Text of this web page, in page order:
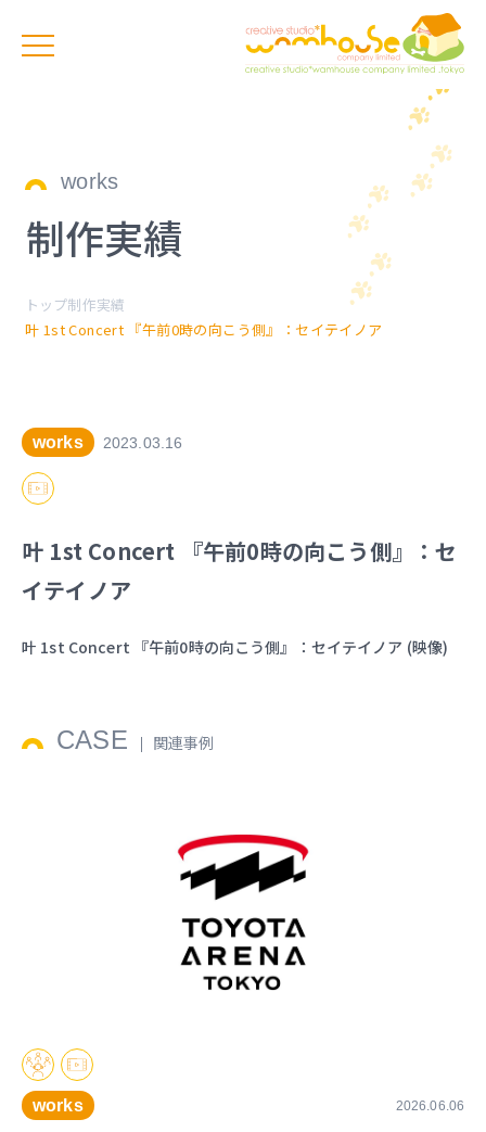
works
制作実績
トップ制作実績
叶 1st Concert 『午前0時の向こう側』：セイテイノア
works 2023.03.16
叶 1st Concert 『午前0時の向こう側』：セ
イテイノア
叶 1st Concert 『午前0時の向こう側』：セイテイノア (映像)
CASE 関連事例
works 2026.06.06